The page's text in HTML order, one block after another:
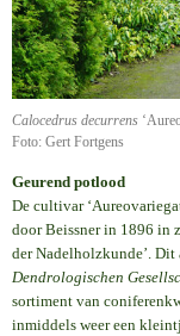
Calocedrus decurrens
Foto: Gert Fortgens
Geurend potlood
De cultivar
door Beissner in 1896 in
der Nadelholzkunde’.
Dendrologischen
sortiment van
inmiddels weer een